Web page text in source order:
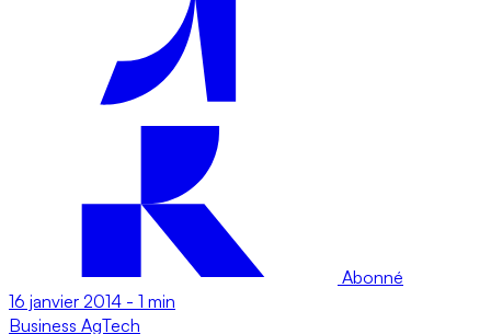
Abonné
16 janvier 2014 - 1 min
Business AgTech